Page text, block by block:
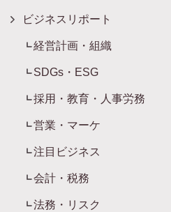
ビジネスリポート
経営計画・組織
SDGs・ESG
採用・教育・人事労務
営業・マーケ
注目ビジネス
会計・税務
法務・リスク